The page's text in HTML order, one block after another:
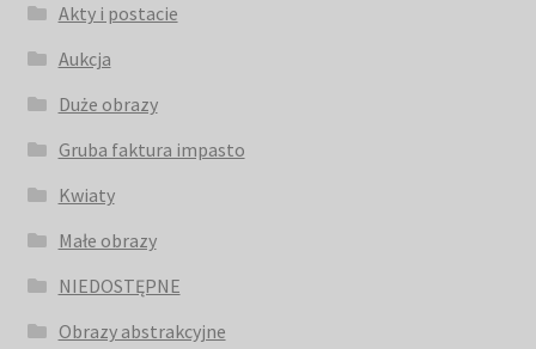
Akty i postacie
Aukcja
Duże obrazy
Gruba faktura impasto
Kwiaty
Małe obrazy
NIEDOSTĘPNE
Obrazy abstrakcyjne